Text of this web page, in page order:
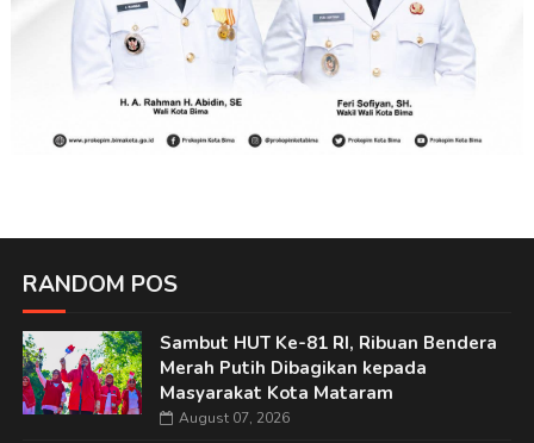
RANDOM POS
Sambut HUT Ke-81 RI, Ribuan Bendera
Merah Putih Dibagikan kepada
Masyarakat Kota Mataram
August 07, 2026